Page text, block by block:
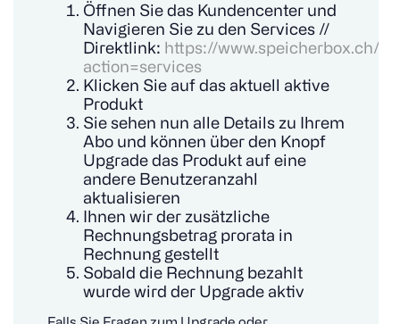
Öffnen Sie das Kundencenter und
Navigieren Sie zu den Services //
Direktlink: https://www.speicherbox.ch/
action=services
Klicken Sie auf das aktuell aktive
Produkt
Sie sehen nun alle Details zu Ihrem
Abo und können über den Knopf
Upgrade das Produkt auf eine
andere Benutzeranzahl
aktualisieren
Ihnen wir der zusätzliche
Rechnungsbetrag prorata in
Rechnung gestellt
Sobald die Rechnung bezahlt
wurde wird der Upgrade aktiv